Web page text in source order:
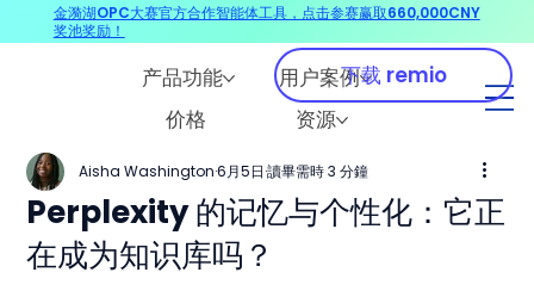
产品功能
用户案例
价格
资源
下载 remio
Perplexity 的记忆与个性化：它正
在成为知识库吗？
Aisha Washington 6月5日 讀畢需時 3 分鐘
金漪湖OPC大赛官方合作智能体工具，点击参赛赢取660,000CNY
奖池奖励！